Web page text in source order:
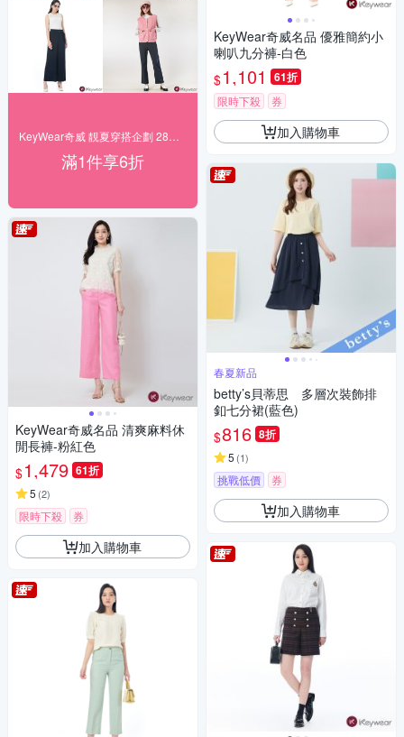
滿1件享6折
KeyWear奇威名品 清爽麻料休
閒長褲-粉紅色
$1,479 61折
5 (2)
限時下殺 券
加入購物車
KeyWear奇威名品 優雅簡約小
喇叭九分褲-白色
$1,101 61折
限時下殺 券
加入購物車
春夏新品
betty’s貝蒂思 多層次裝飾排
釦七分裙(藍色)
$816 8折
5 (1)
挑戰低價 券
加入購物車